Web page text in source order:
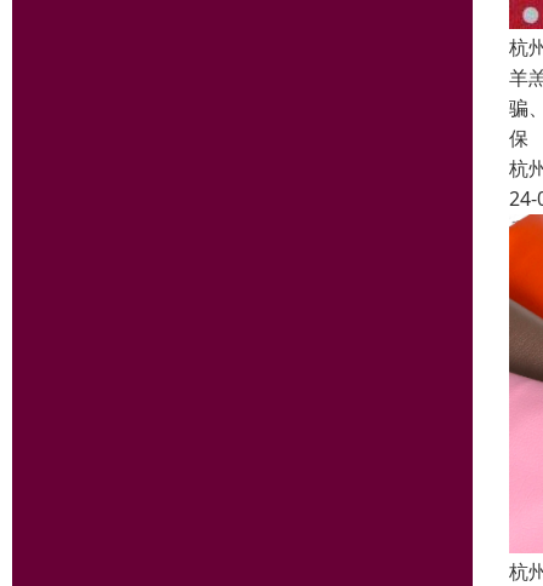
杭
羊
骗
保
杭
24-
杭